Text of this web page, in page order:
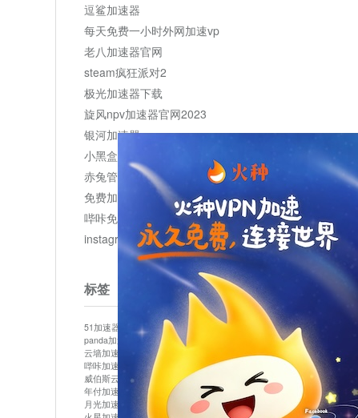
逗鲨加速器
每天免费一小时外网加速vp
老八加速器官网
steam疯狂派对2
极光加速器下载
旋风npv加速器官网2023
银河加速器
小黑盒加速器加速
赤兔管理平台
免费加速器
哔咔免费加速服务器
instagram网页版登录入口
标签
51加速器 bitznet hidecat i7加速器
kuai500
panda加速器
snap加速器 vp加速器
中信加速器
云墙加速器
云速加速器
哔咔加速器
哔咔哔咔加速器 喵云 回锅肉加速器
威伯斯云
小明加速器 小蓝鸟加速器
布谷vp加速器
年付加速器
心阶云 快连 怎么上外网
易飞加速器
月光加速器
机场加速器 松果云 梯子加速器